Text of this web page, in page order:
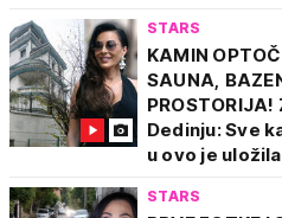
STARS
KAMIN
SAUNA,
Dedinju: Sve
u ovo je
STARS